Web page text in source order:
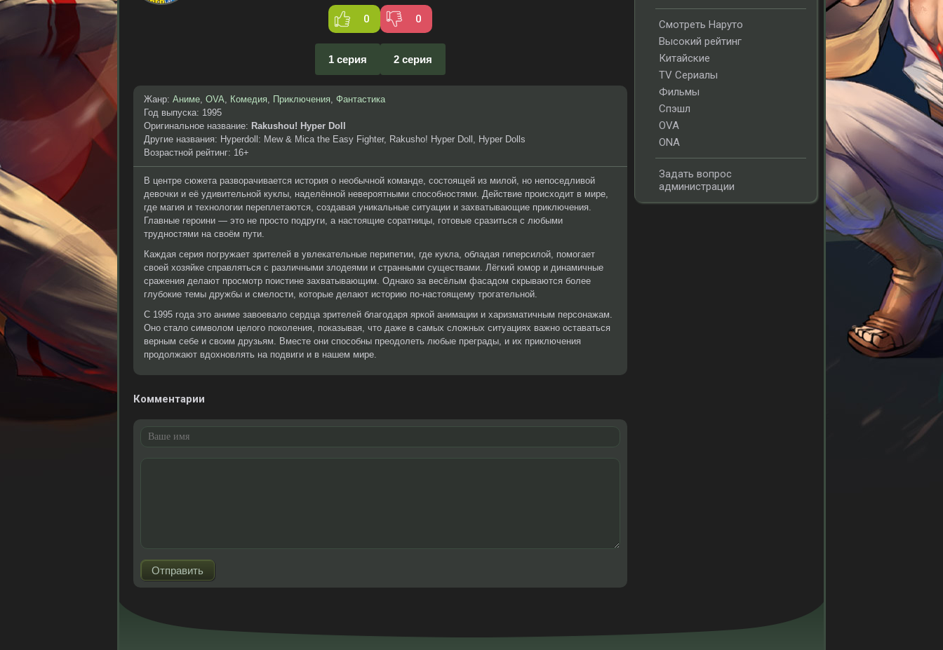
0 0
1 серия 2 серия
Жанр: Аниме, OVA, Комедия, Приключения, Фантастика
Год выпуска: 1995
Оригинальное название: Rakushou! Hyper Doll
Другие названия: Hyperdoll: Mew & Mica the Easy Fighter, Rakusho! Hyper Doll, Hyper Dolls
Возрастной рейтинг: 16+
В центре сюжета разворачивается история о необычной команде, состоящей из милой, но непоседливой
девочки и её удивительной куклы, наделённой невероятными способностями. Действие происходит в мире,
где магия и технологии переплетаются, создавая уникальные ситуации и захватывающие приключения.
Главные героини — это не просто подруги, а настоящие соратницы, готовые сразиться с любыми
трудностями на своём пути.
Каждая серия погружает зрителей в увлекательные перипетии, где кукла, обладая гиперсилой, помогает
своей хозяйке справляться с различными злодеями и странными существами. Лёгкий юмор и динамичные
сражения делают просмотр поистине захватывающим. Однако за весёлым фасадом скрываются более
глубокие темы дружбы и смелости, которые делают историю по-настоящему трогательной.
С 1995 года это аниме завоевало сердца зрителей благодаря яркой анимации и харизматичным персонажам.
Оно стало символом целого поколения, показывая, что даже в самых сложных ситуациях важно оставаться
верным себе и своим друзьям. Вместе они способны преодолеть любые преграды, и их приключения
продолжают вдохновлять на подвиги и в нашем мире.
Комментарии
Смотреть Наруто
Высокий рейтинг
Китайские
TV Сериалы
Фильмы
Спэшл
OVA
ONA
Задать вопрос
администрации